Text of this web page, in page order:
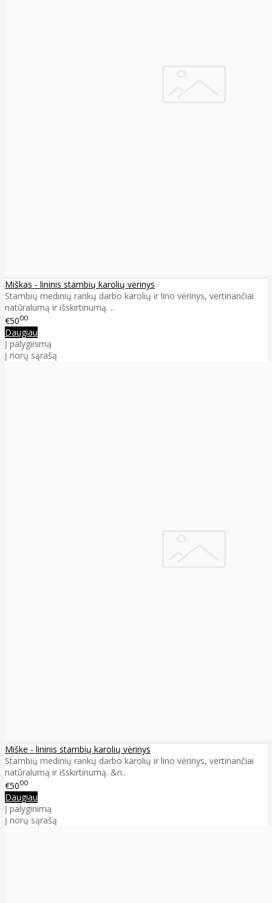
Miškas - lininis stambių karolių vėrinys
Stambių medinių rankų darbo karolių ir lino vėrinys, vertinančiai
natūralumą ir išskirtinumą. ..
€5000
Daugiau
Į palyginimą
Į norų sąrašą
Miške - lininis stambių karolių vėrinys
Stambių medinių rankų darbo karolių ir lino vėrinys, vertinančiai
natūralumą ir išskirtinumą. &n..
€5000
Daugiau
Į palyginimą
Į norų sąrašą